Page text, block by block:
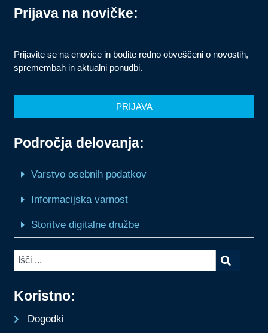
Koristno:
Dogodki
Področja delovanja:
Varstvo osebnih podatkov
Informacijska varnost
Storitve digitalne družbe
Prijava na novičke:
Prijavite se na enovice in bodite redno obveščeni o novostih,
spremembah in aktualni ponudbi.
PRIJAVA